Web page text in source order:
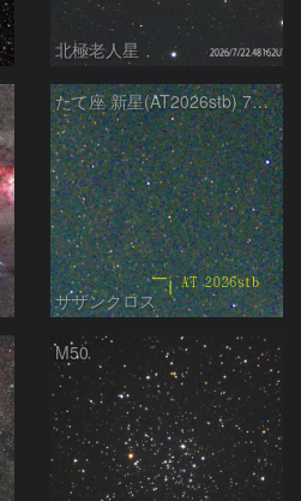
北極老人星
たて座 新星(AT2026stb) 7月14日 Seestar50
サザンクロス
M50